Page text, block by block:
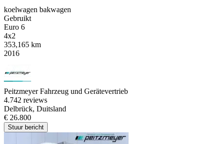
koelwagen bakwagen
Gebruikt
Euro 6
4x2
353,165 km
2016
Peitzmeyer Fahrzeug und Gerätevertrieb
4.742 reviews
Delbrück, Duitsland
€ 26.800
Stuur bericht